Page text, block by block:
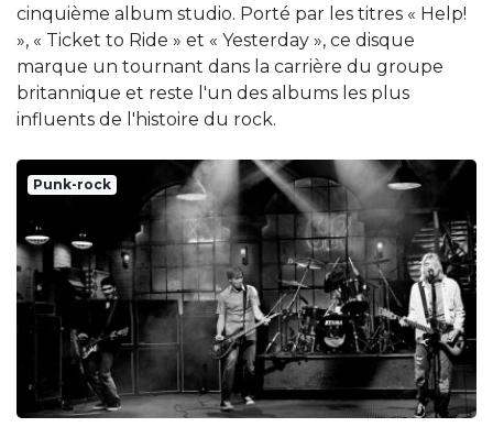
cinquième album studio. Porté par les titres « Help!
», « Ticket to Ride » et « Yesterday », ce disque
marque un tournant dans la carrière du groupe
britannique et reste l'un des albums les plus
influents de l'histoire du rock.
Punk-rock